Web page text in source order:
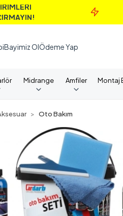
NAKİT
Bayimiz OlÖdeme Yap
Midrange Amfiler Montaj
Oto Bakım